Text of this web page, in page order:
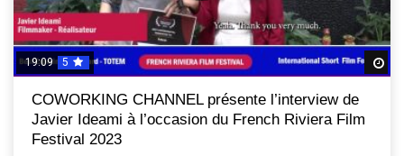
19:09 5
COWORKING CHANNEL présente l’interview de
Javier Ideami à l’occasion du French Riviera Film
Festival 2023